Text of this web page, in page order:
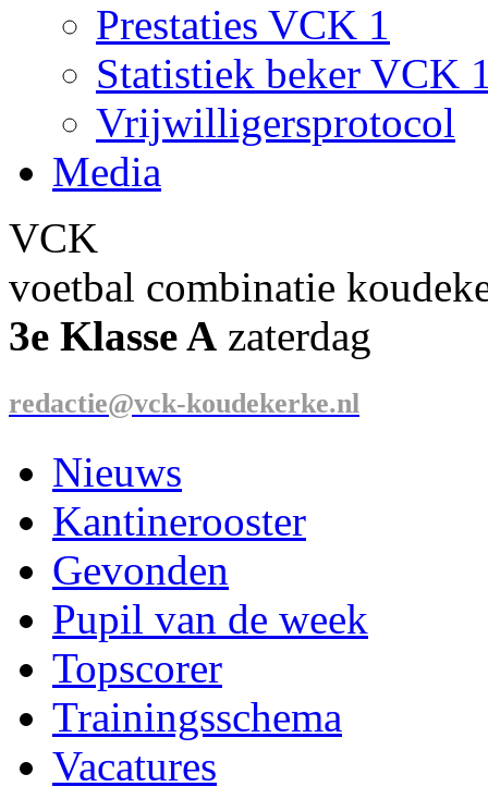
Prestaties VCK 1
Statistiek beker VCK
Vrijwilligersprotocol
Media
VCK
voetbal combinatie
3e Klasse A zaterdag
redactie@vck-koudekerke.nl
Nieuws
Kantinerooster
Gevonden
Pupil van de week
Topscorer
Trainingsschema
Vacatures